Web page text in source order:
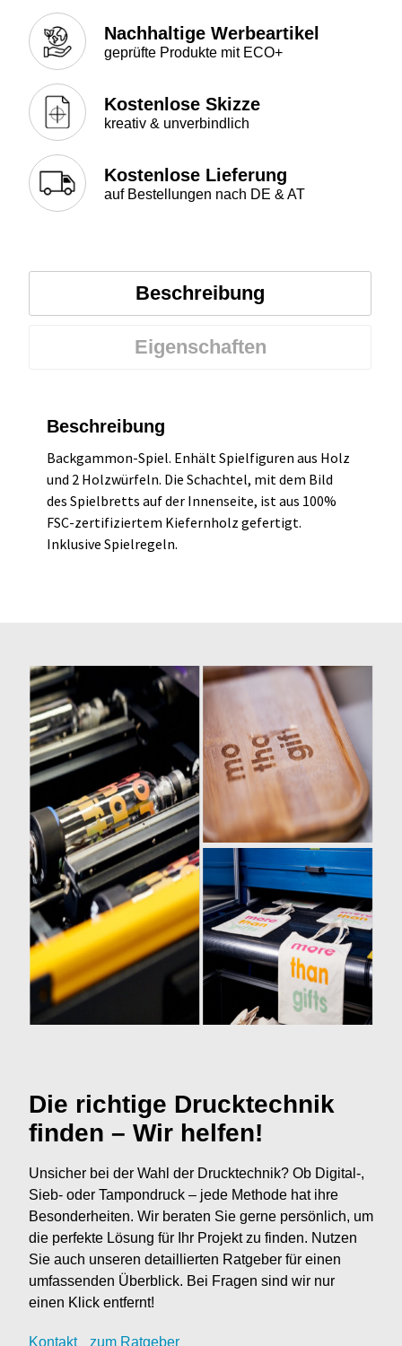
Nachhaltige Werbeartikel
geprüfte Produkte mit ECO+
Kostenlose Skizze
kreativ & unverbindlich
Kostenlose Lieferung
auf Bestellungen nach DE & AT
Beschreibung
Eigenschaften
Beschreibung
Backgammon-Spiel. Enhält Spielfiguren aus Holz
und 2 Holzwürfeln. Die Schachtel, mit dem Bild
des Spielbretts auf der Innenseite, ist aus 100%
FSC-zertifiziertem Kiefernholz gefertigt.
Inklusive Spielregeln.
Die richtige Drucktechnik
finden – Wir helfen!
Unsicher bei der Wahl der Drucktechnik? Ob Digital-,
Sieb- oder Tampondruck – jede Methode hat ihre
Besonderheiten. Wir beraten Sie gerne persönlich, um
die perfekte Lösung für Ihr Projekt zu finden. Nutzen
Sie auch unseren detaillierten Ratgeber für einen
umfassenden Überblick. Bei Fragen sind wir nur
einen Klick entfernt!
Kontakt zum Ratgeber